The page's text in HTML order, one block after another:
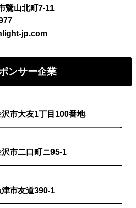
鷺山北町7-11
jp.com
ンサー企業
沢市⼤友1丁⽬100番地
沢市⼆⼝町ニ95-1
津市友道390-1